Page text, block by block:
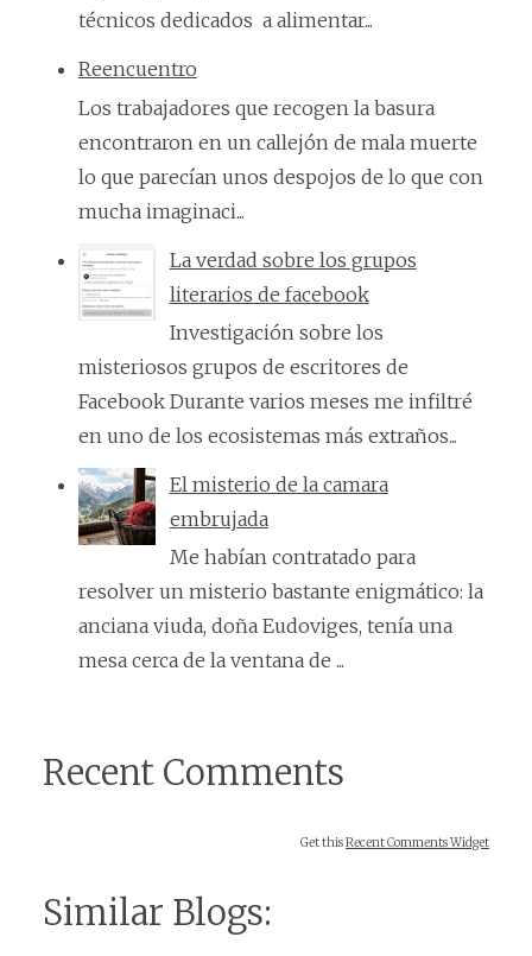
técnicos dedicados a alimentar...
Reencuentro
Los trabajadores que recogen la basura
encontraron en un callejón de mala muerte
lo que parecían unos despojos de lo que con
mucha imaginaci...
La verdad sobre los grupos
literarios de facebook
Investigación sobre los
misteriosos grupos de escritores de
Facebook Durante varios meses me infiltré
en uno de los ecosistemas más extraños...
El misterio de la camara
embrujada
Me habían contratado para
resolver un misterio bastante enigmático: la
anciana viuda, doña Eudoviges, tenía una
mesa cerca de la ventana de ...
Recent Comments
Get thisRecent Comments Widget
Similar Blogs: